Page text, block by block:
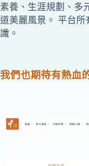
素養、生涯規劃、多
道美麗風景。 平台
識。
我們也期待有熱血